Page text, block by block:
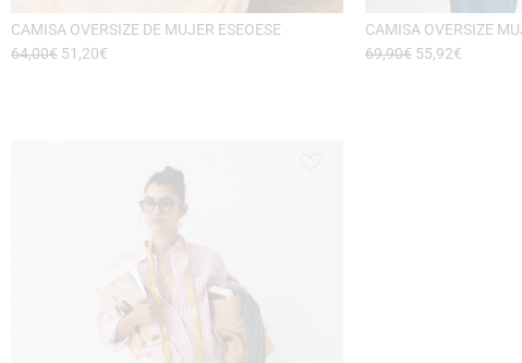
CAMISA OVERSIZE DE MUJER ESEOESE
64,00€ 51,20€
CAMISA OVERSIZE
69,90€ 55,92€